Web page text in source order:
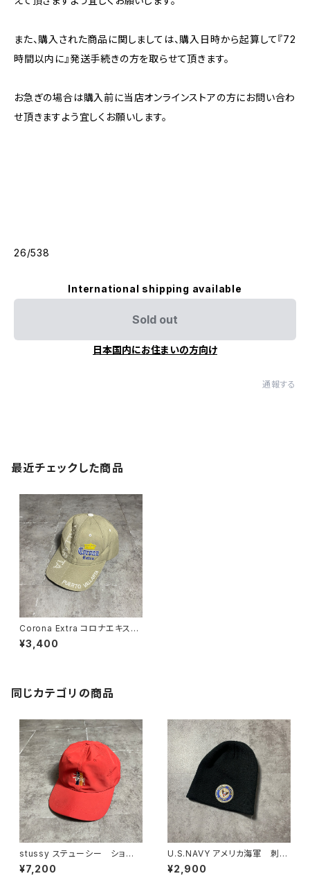
また、購入された商品に関しましては、購入日時から起算して『72
時間以内に』発送手続きの方を取らせて頂きます。
お急ぎの場合は購入前に当店オンラインストアの方にお問い合わ
せ頂きますよう宜しくお願いします。
26/538
International shipping available
Sold out
日本国内にお住まいの方向け
通報する
最近チェックした商品
Corona Extra コロナエキスト
ラ コロナビール 刺繍ロゴ
企業物 ベージュ キャップ
¥3,400
同じカテゴリの商品
stussy ステューシー ショー
ンフォント 刺繍ロゴ レッド
ベルトバック ナイロンキャップ
¥7,200
U.S.NAVY アメリカ海軍 刺繍
エンブレムロゴ ブラック
黒 アクリル ニット帽 ニット
¥2,900